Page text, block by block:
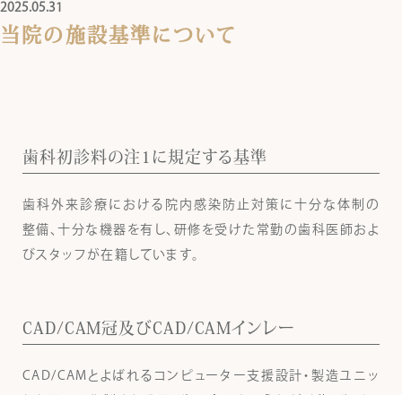
2025.05.31
当院の施設基準について
歯科初診料の注1に規定する基準
歯科外来診療における院内感染防止対策に十分な体制の
整備、十分な機器を有し、研修を受けた常勤の歯科医師およ
びスタッフが在籍しています。
CAD/CAM冠及びCAD/CAMインレー
CAD/CAMとよばれるコンピューター支援設計・製造ユニッ